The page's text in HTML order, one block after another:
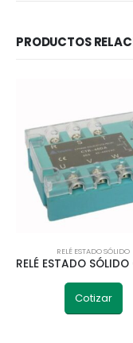
PRODUCTOS
RELÉ ESTADO SÓLIDO
Cotizar